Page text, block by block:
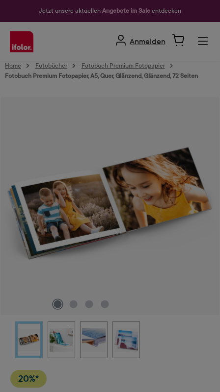
Jetzt unsere aktuellen Angebote im Sale entdecken
Anmelden
Home Fotobücher
Fotobuch Premium Fotopapier
Fotobuch Premium Fotopapier, A5, Quer, Glänzend, Glänzend, 72 Seiten
20%*